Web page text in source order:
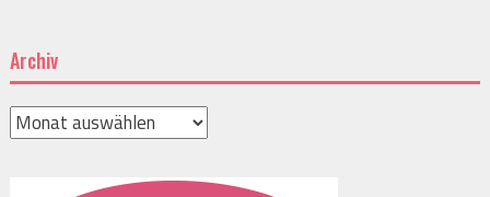
Archiv
Archiv